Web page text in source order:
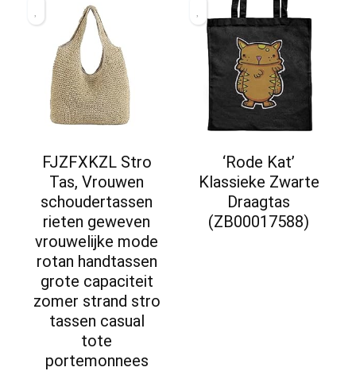
FJZFXKZL Stro
Tas, Vrouwen
schoudertassen
rieten geweven
vrouwelijke mode
rotan handtassen
grote capaciteit
zomer strand stro
tassen casual
tote
portemonnees
‘Rode Kat’
Klassieke Zwarte
Draagtas
(ZB00017588)